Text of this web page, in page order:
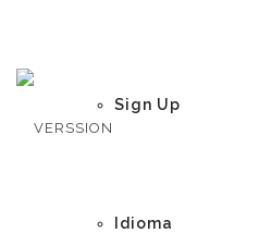
Sign Up
Idioma